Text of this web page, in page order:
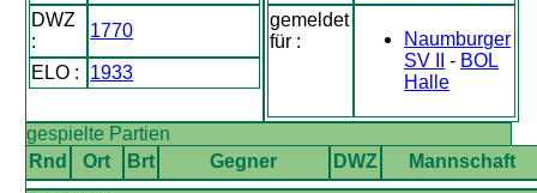
DWZ
:
1770
ELO : 1933
gemeldet
für :
Naumburger
SV II
- BOL
Halle
gespielte Partien
Rnd
Ort Brt Gegner DWZ Mannschaft